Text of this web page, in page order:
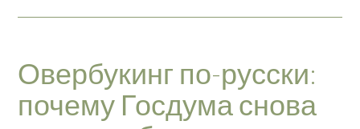
Овербукинг по-русски:
почему Госдума снова